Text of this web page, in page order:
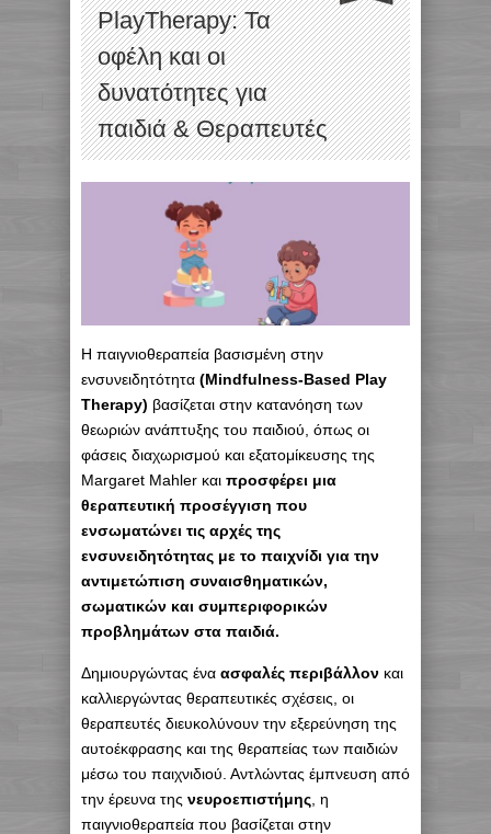
PlayTherapy: Τα
οφέλη και οι
δυνατότητες για
παιδιά & Θεραπευτές
Η παιγνιοθεραπεία βασισμένη στην
ενσυνειδητότητα (Mindfulness-Based Play
Therapy) βασίζεται στην κατανόηση των
θεωριών ανάπτυξης του παιδιού, όπως οι
φάσεις διαχωρισμού και εξατομίκευσης της
Margaret Mahler και προσφέρει μια
θεραπευτική προσέγγιση που
ενσωματώνει τις αρχές της
ενσυνειδητότητας με το παιχνίδι για την
αντιμετώπιση συναισθηματικών,
σωματικών και συμπεριφορικών
προβλημάτων στα παιδιά.
Δημιουργώντας ένα ασφαλές περιβάλλον και
καλλιεργώντας θεραπευτικές σχέσεις, οι
θεραπευτές διευκολύνουν την εξερεύνηση της
αυτοέκφρασης και της θεραπείας των παιδιών
μέσω του παιχνιδιού. Αντλώντας έμπνευση από
την έρευνα της νευροεπιστήμης , η
παιγνιοθεραπεία που βασίζεται στην